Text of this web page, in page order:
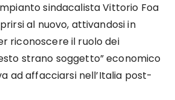
sindacalista Vittorio Foa
al nuovo, attivandosi in
riconoscere il ruolo dei
strano soggetto” economico
ad affacciarsi nell’Italia post-